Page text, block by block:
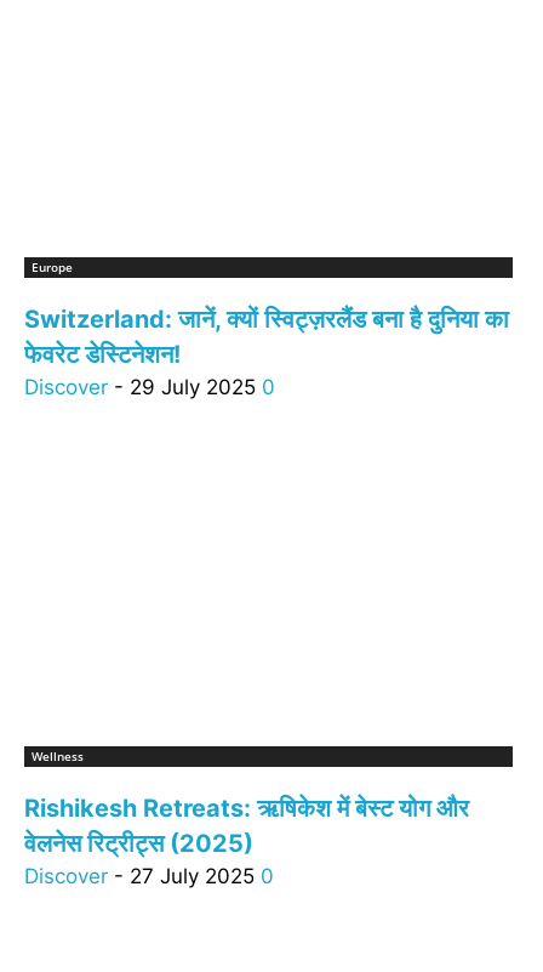
Europe
Switzerland: जानें, क्यों स्विट्ज़रलैंड बना है दुनिया का
फेवरेट डेस्टिनेशन!
Discover - 29 July 2025 0
Wellness
Rishikesh Retreats: ऋषिकेश में बेस्ट योग और
वेलनेस रिट्रीट्स (2025)
Discover - 27 July 2025 0